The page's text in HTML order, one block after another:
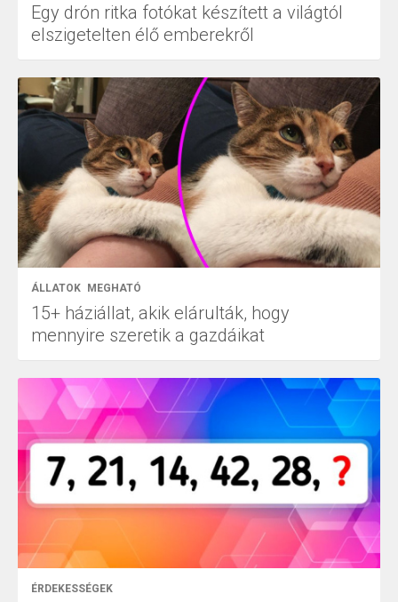
Egy drón ritka fotókat készített a világtól
elszigetelten élő emberekről
ÁLLATOK MEGHATÓ
15+ háziállat, akik elárulták, hogy
mennyire szeretik a gazdáikat
ÉRDEKESSÉGEK